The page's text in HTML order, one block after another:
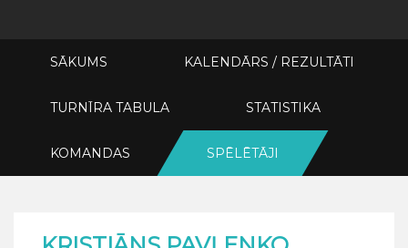
SĀKUMS KALENDĀRS / REZULTĀTI
TURNĪRA TABULA STATISTIKA
KOMANDAS SPĒLĒTĀJI